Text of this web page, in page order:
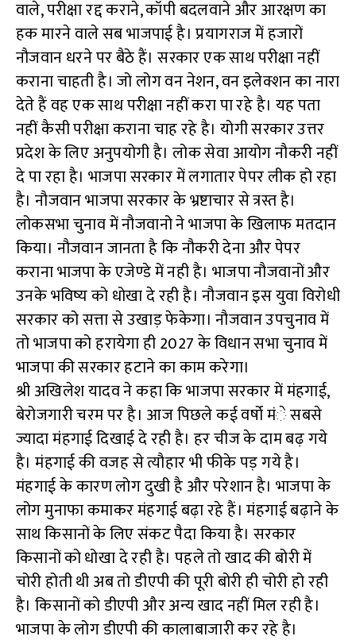
वाले, परीक्षा रद्द कराने, कॉपी बदलवाने और आरक्षण का
हक मारने वाले सब भाजपाई है। प्रयागराज में हजारों
नौजवान धरने पर बैठे हैं। सरकार एक साथ परीक्षा नहीं
कराना चाहती है। जो लोग वन नेशन, वन इलेक्शन का नारा
देते हैं वह एक साथ परीक्षा नहीं करा पा रहे है। यह पता
नहीं कैसी परीक्षा कराना चाह रहे है। योगी सरकार उत्तर
प्रदेश के लिए अनुपयोगी है। लोक सेवा आयोग नौकरी नहीं
दे पा रहा है। भाजपा सरकार में लगातार पेपर लीक हो रहा
है। नौजवान भाजपा सरकार के भ्रष्टाचार से त्रस्त है।
लोकसभा चुनाव में नौजवानो ने भाजपा के खिलाफ मतदान
किया। नौजवान जानता है कि नौकरी देना और पेपर
कराना भाजपा के एजेण्डे में नही है। भाजपा नौजवानों और
उनके भविष्य को धोखा दे रही है। नौजवान इस युवा विरोधी
सरकार को सत्ता से उखाड़ फेकेगा। नौजवान उपचुनाव में
तो भाजपा को हरायेगा ही 2027 के विधान सभा चुनाव में
भाजपा की सरकार हटाने का काम करेगा।
श्री अखिलेश यादव ने कहा कि भाजपा सरकार में मंहगाई,
बेरोजगारी चरम पर है। आज पिछले कई वर्षो मंे सबसे
ज्यादा मंहगाई दिखाई दे रही है। हर चीज के दाम बढ़ गये
है। मंहगाई की वजह से त्यौहार भी फीके पड़ गये है।
मंहगाई के कारण लोग दुखी है और परेशान है। भाजपा के
लोग मुनाफा कमाकर मंहगाई बढ़ा रहे हैं। मंहगाई बढ़ाने के
साथ किसानों के लिए संकट पैदा किया है। सरकार
किसानों को धोखा दे रही है। पहले तो खाद की बोरी में
चोरी होती थी अब तो डीएपी की पूरी बोरी ही चोरी हो रही
है। किसानों को डीएपी और अन्य खाद नहीं मिल रही है।
भाजपा के लोग डीएपी की कालाबाजारी कर रहे है।